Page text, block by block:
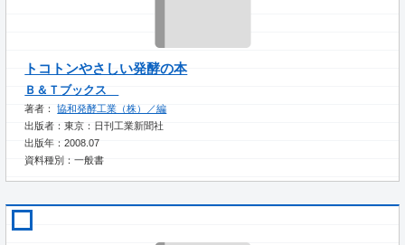
トコトンやさしい発酵の本
Ｂ＆Ｔブックス
著者：協和発酵工業（株）／編
出版者：東京：日刊工業新聞社
出版年：2008.07
資料種別：一般書